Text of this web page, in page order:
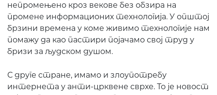
непромењено кроз векове без обзира на
промене информационих технологија. У општој
брзини времена у коме живимо технологије нам
помажу да као пастири појачамо свој труд у
бризи за људском душом.
С друге стране, имамо и злоупотребу
интернета у анти-црквене сврхе. То је новост